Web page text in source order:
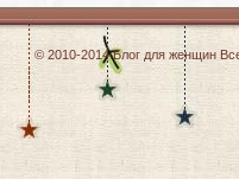
© 2010-2014Блог для женщин